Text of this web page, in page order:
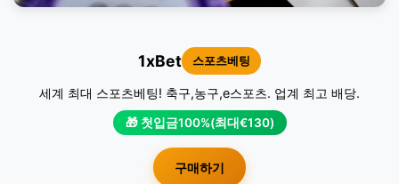
1xBet 스포츠베팅
세계 최대 스포츠베팅! 축구,농구,e스포츠. 업계 최고 배당.
🎁 첫입금100%(최대€130)
구매하기